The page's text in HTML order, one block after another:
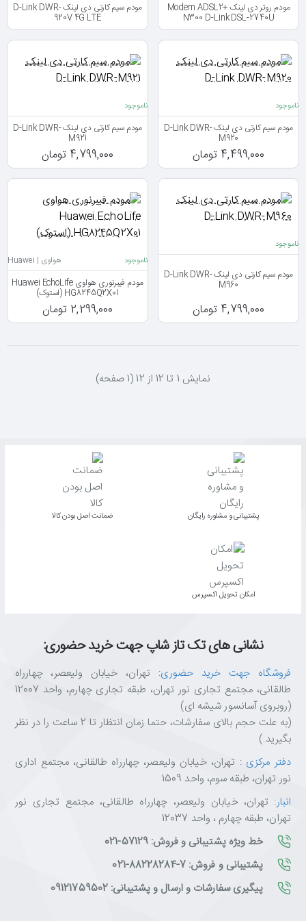
مودم روتر دی لینک Modem ADSL2+
N300 D-Link DSL-2740U
مودم سیم کارتی دی لینک D-Link DWR-
920V 4G LTE
ناموجود
مودم سیم کارتی دی لینک D-Link DWR-
M920
4,499,000 تومان
ناموجود
مودم سیم کارتی دی لینک D-Link DWR-
M921
4,799,000 تومان
ناموجود
مودم سیم کارتی دی لینک D-Link DWR-
M960
4,799,000 تومان
ناموجود هواوی | Huawei
مودم فیبرنوری هواوی Huawei EchoLife
HG8245Q2X01 (استوک)
2,299,000 تومان
نمايش 1 تا 12 از 12 (1 صفحه)
پشتیبانی و مشاوره رایگان ﺿﻤﺎﻧﺖ اﺻﻞ ﺑﻮدن ﮐﺎﻟﺎ
اﻣﮑﺎن ﺗﺤﻮﯾﻞ اﮐﺴﭙﺮس
نشانی های تک تاز شاپ جهت خرید حضوری:
فروشگاه جهت خرید حضوری: تهران، خیابان ولیعصر، چهارراه
طالقانی، مجتمع تجاری نور تهران، طبقه تجاری چهارم، واحد 12007
(روبروی آسانسور شیشه ای)
(به علت حجم بالای سفارشات، حتما زمان انتظار تا 2 ساعت را در نظر
بگیرید.)
دفتر مرکزی : تهران، خیابان ولیعصر، چهارراه طالقانی، مجتمع اداری
نور تهران، طبقه سوم، واحد 1509
انبار: تهران، خیابان ولیعصر، چهارراه طالقانی، مجتمع تجاری نور
تهران، طبقه چهارم ، واحد 12037
خط ویژه پشتیبانی و فروش: 57129-021
پشتیبانی و فروش: 7-88228284-021
پیگیری سفارشات و ارسال و پشتیبانی: 09121759502